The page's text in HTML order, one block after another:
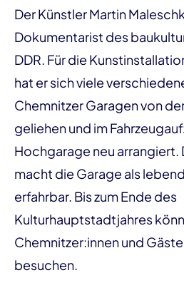
Der Künstler Martin
Dokumentarist des
DDR. Für die
hat er sich viele
Chemnitzer Garagen von
geliehen und im
Hochgarage neu arrangiert.
macht die Garage als
erfahrbar. Bis zum Ende des
Kulturhauptstadtjahres
Chemnitzer:innen und
besuchen.